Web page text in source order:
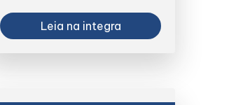
Leia na integra